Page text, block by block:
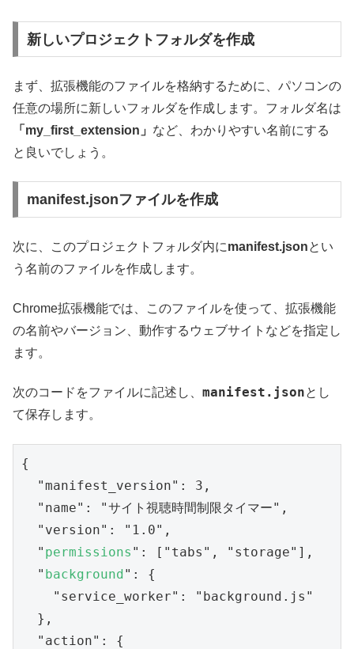
新しいプロジェクトフォルダを作成
まず、拡張機能のファイルを格納するために、パソコンの
任意の場所に新しいフォルダを作成します。フォルダ名は
「my_first_extension」 など、わかりやすい名前にする
と良いでしょう。
manifest.jsonファイルを作成
次に、このプロジェクトフォルダ内にmanifest.jsonとい
う名前のファイルを作成します。
Chrome拡張機能では、このファイルを使って、拡張機能
の名前やバージョン、動作するウェブサイトなどを指定し
ます。
次のコードをファイルに記述し、 manifest.jsonとし
て保存します。
{
  "manifest_version": 3,
  "name": "サイト視聴時間制限タイマー",
  "version": "1.0",
  "
permissions ": ["tabs", "storage"],
  "
background": {
    "service_worker": "background.js"
  },
  "action": {